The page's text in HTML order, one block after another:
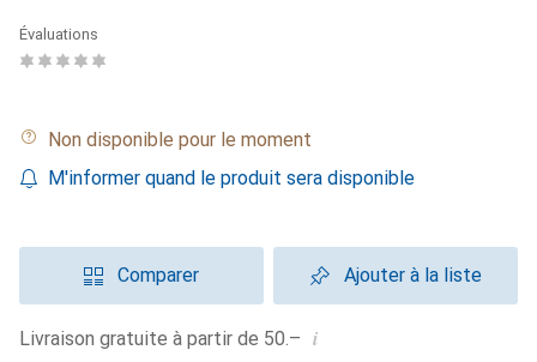
Évaluations
Non disponible pour le moment
M'informer quand le produit sera disponible
Comparer Ajouter à la liste
Livraison gratuite à partir de 50.– i